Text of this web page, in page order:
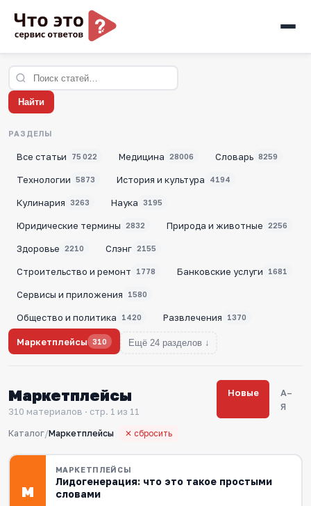
Найти
РАЗДЕЛЫ
Все статьи 75 022 Медицина 28006 Словарь 8259
Технологии 5873 История и культура 4194
Кулинария 3263 Наука 3195
Юридические термины 2832 Природа и животные 2256
Здоровье 2210 Слэнг 2155
Строительство и ремонт 1778 Банковские услуги 1681
Сервисы и приложения 1580
Общество и политика 1420 Развлечения 1370
Маркетплейсы 310 Ещё 24 разделов ↓
Маркетплейсы
310 материалов · стр. 1 из 11
Новые
А–
Я
Каталог/Маркетплейсы ✕ сбросить
М
МАРКЕТПЛЕЙСЫ
Лидогенерация: что это такое простыми
словами